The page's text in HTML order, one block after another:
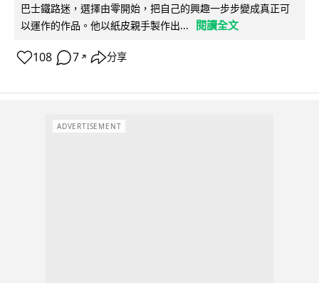
巴士鐵路迷，選擇由零開始，把自己的興趣一步步變成真正可
以運作的作品。他以紙皮親手製作出...
閱讀全文
108 7 ↗ 分享
ADVERTISEMENT